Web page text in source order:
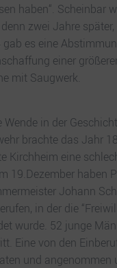
haben“. Scheinbar
zwei Jahre später,
es eine
einer
mit Saugwerk.
Wende in der
brachte das Jahr
Kirchheim eine
19.Dezember haben
Johann
in der die
wurde. 52 junge
Eine von den
und angenommen